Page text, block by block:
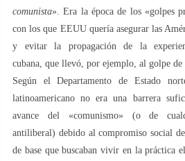
comunista». Era la época de los «golpes
con los que EEUU quería asegurar las
y evitar la propagación de la
cubana, que llevó, por ejemplo, al golpe de
Según el Departamento de Estado
latinoamericano no era una barrera
avance del «comunismo» (o de
antiliberal) debido al compromiso social
de base que buscaban vivir en la práctica